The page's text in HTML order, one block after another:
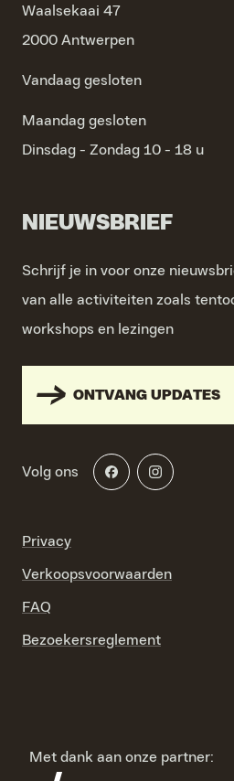
Waalsekaai 47
2000 Antwerpen
Vandaag gesloten
Maandag gesloten
Dinsdag - Zondag 10 - 18 u
NIEUWSBRIEF
Schrijf je in voor onze
van alle activiteiten zoals
workshops en lezingen
ONTVANG UPDATES
Volg ons
Privacy
Verkoopsvoorwaarden
FAQ
Bezoekersreglement
Met dank aan onze partner: